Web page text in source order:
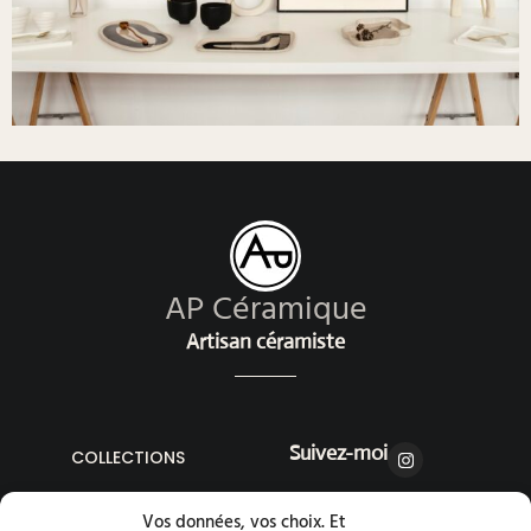
Vos données, vos choix. Et
AP Céramique
Artisan céramiste
COLLECTIONS
PIÈCES UNIQUES
Suivez-moi